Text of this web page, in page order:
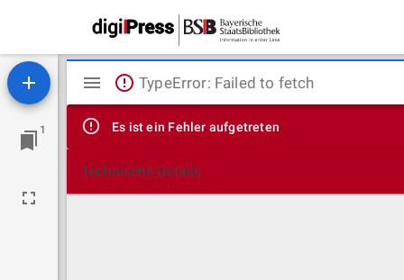
1
Mirador
Viewer
TypeError: Failed to fetch
Es ist ein Fehler aufgetreten
Technische Details